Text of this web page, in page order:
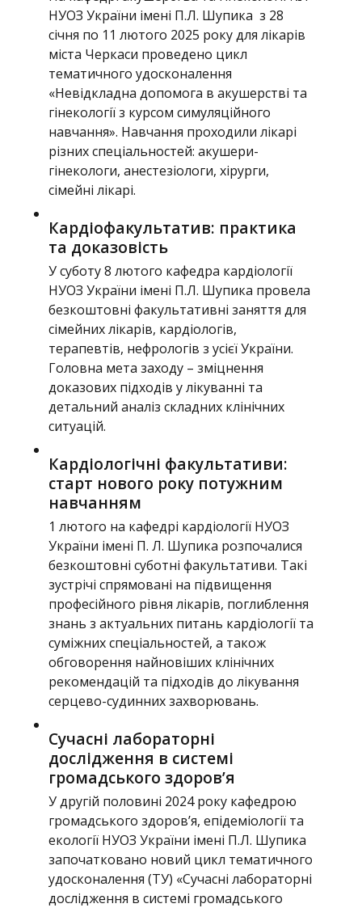
НУОЗ України імені П.Л. Шупика з 28
січня по 11 лютого 2025 року для лікарів
міста Черкаси проведено цикл
тематичного удосконалення
«Невідкладна допомога в акушерстві та
гінекології з курсом симуляційного
навчання». Навчання проходили лікарі
різних спеціальностей: акушери-
гінекологи, анестезіологи, хірурги,
сімейні лікарі.
Кардіофакультатив: практика
та доказовість
У суботу 8 лютого кафедра кардіології
НУОЗ України імені П.Л. Шупика провела
безкоштовні факультативні заняття для
сімейних лікарів, кардіологів,
терапевтів, нефрологів з усієї України.
Головна мета заходу – зміцнення
доказових підходів у лікуванні та
детальний аналіз складних клінічних
ситуацій.
Кардіологічні факультативи:
старт нового року потужним
навчанням
1 лютого на кафедрі кардіології НУОЗ
України імені П. Л. Шупика розпочалися
безкоштовні суботні факультативи. Такі
зустрічі спрямовані на підвищення
професійного рівня лікарів, поглиблення
знань з актуальних питань кардіології та
суміжних спеціальностей, а також
обговорення найновіших клінічних
рекомендацій та підходів до лікування
серцево-судинних захворювань.
Сучасні лабораторні
дослідження в системі
громадського здоров’я
У другій половині 2024 року кафедрою
громадського здоров’я, епідеміології та
екології НУОЗ України імені П.Л. Шупика
започатковано новий цикл тематичного
удосконалення (ТУ) «Сучасні лабораторні
дослідження в системі громадського